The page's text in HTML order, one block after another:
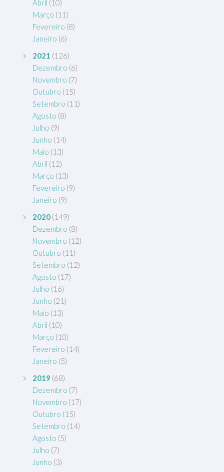
Abril (10)
Março (11)
Fevereiro (8)
Janeiro (6)
2021 (126)
Dezembro (6)
Novembro (7)
Outubro (15)
Setembro (11)
Agosto (8)
Julho (9)
Junho (14)
Maio (13)
Abril (12)
Março (13)
Fevereiro (9)
Janeiro (9)
2020 (149)
Dezembro (8)
Novembro (12)
Outubro (11)
Setembro (12)
Agosto (17)
Julho (16)
Junho (21)
Maio (13)
Abril (10)
Março (10)
Fevereiro (14)
Janeiro (5)
2019 (68)
Dezembro (7)
Novembro (17)
Outubro (15)
Setembro (14)
Agosto (5)
Julho (7)
Junho (3)